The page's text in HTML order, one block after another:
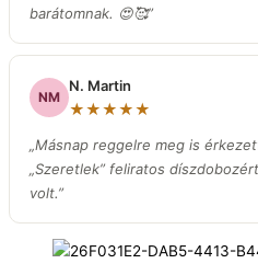
barátomnak. 😍🥰”
NM
N. Martin
★★★★★
„Másnap reggelre meg is
„Szeretlek” feliratos
volt.”